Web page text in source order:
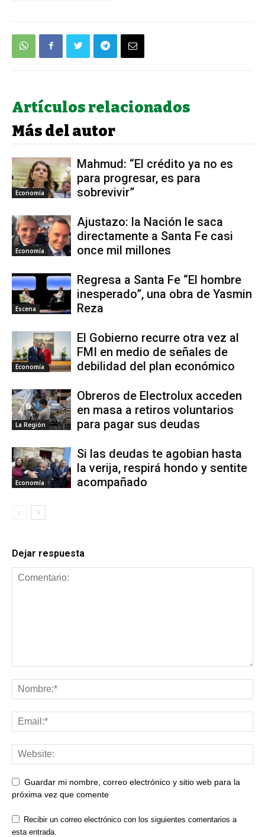
Artículos relacionados
Más del autor
Economía
Mahmud: “El crédito ya no es
para progresar, es para
sobrevivir”
Economía
Ajustazo: la Nación le saca
directamente a Santa Fe casi
once mil millones
Escena
Regresa a Santa Fe “El hombre
inesperado”, una obra de Yasmin
Reza
Economía
El Gobierno recurre otra vez al
FMI en medio de señales de
debilidad del plan económico
La Región
Obreros de Electrolux acceden
en masa a retiros voluntarios
para pagar sus deudas
Economía
Si las deudas te agobian hasta
la verija, respirá hondo y sentite
acompañado
Dejar respuesta
Guardar mi nombre, correo electrónico y sitio web para la
próxima vez que comente
Recibir un correo electrónico con los siguientes comentarios a
esta entrada.